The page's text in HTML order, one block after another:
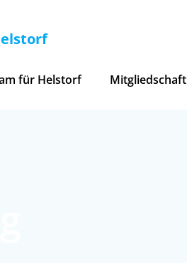
für Helstorf Mitgliedschaft